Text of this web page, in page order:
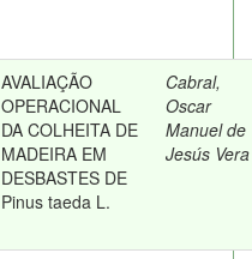
AVALIAÇÃO
OPERACIONAL
DA COLHEITA DE
MADEIRA EM
DESBASTES DE
Pinus taeda L.
Cabral,
Oscar
Manuel de
Jesús Vera